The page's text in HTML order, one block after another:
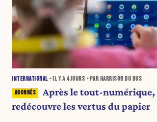
INTERNATIONAL • IL Y A 4 JOURS • PAR HARRISON DU BUS
Après le tout-
redécouvre les vertus du papier